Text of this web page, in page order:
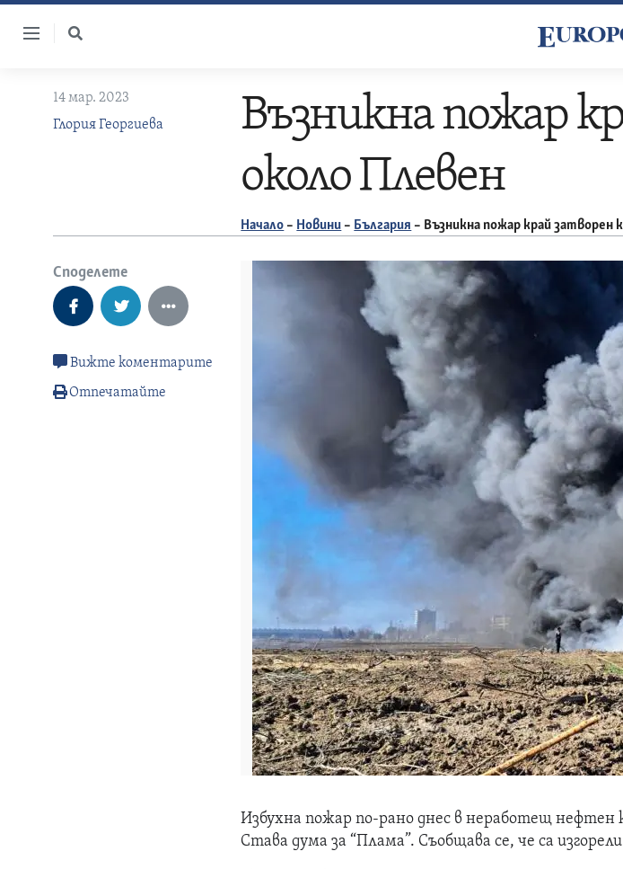
Skip
14 мар. 2023
Глория Георгиева
Възникна пожар
около Плевен
Начало – Новини – България – Възникна пожар край затворен
Споделете
Вижте коментарите
Отпечатайте
Избухна пожар по-рано днес в неработещ нефтен
Става дума за “Плама”. Съобщава се, че са